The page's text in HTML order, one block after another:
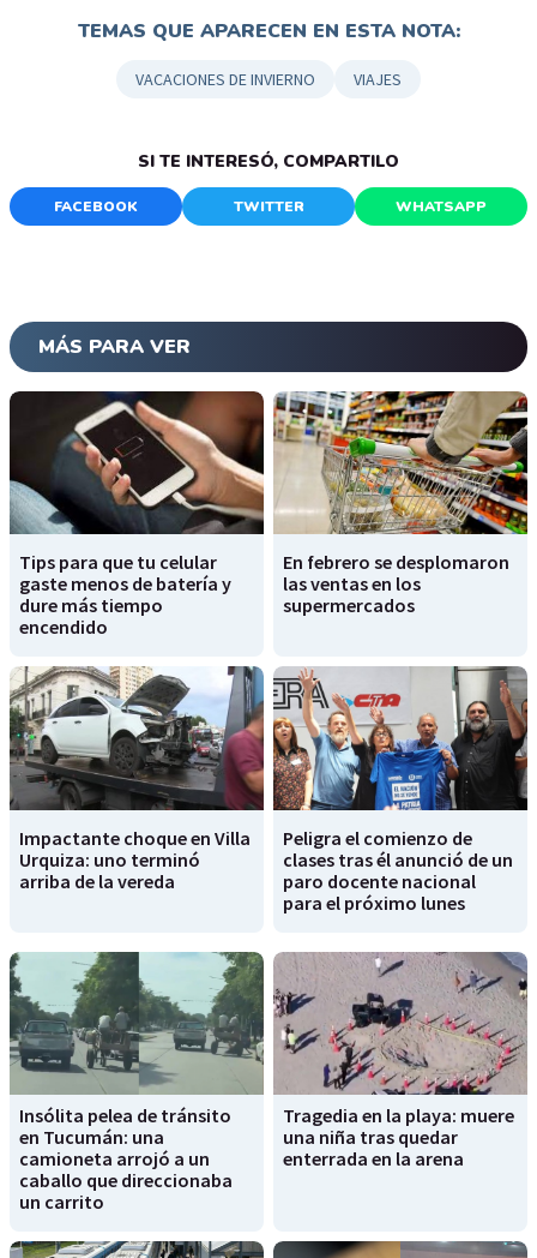
TEMAS QUE APARECEN EN ESTA NOTA:
VACACIONES DE INVIERNO VIAJES
SI TE INTERESÓ, COMPARTILO
FACEBOOK TWITTER WHATSAPP
MÁS PARA VER
Tips para que tu celular
gaste menos de batería y
dure más tiempo
encendido
En febrero se desplomaron
las ventas en los
supermercados
Impactante choque en Villa
Urquiza: uno terminó
arriba de la vereda
Peligra el comienzo de
clases tras él anunció de un
paro docente nacional
para el próximo lunes
Insólita pelea de tránsito
en Tucumán: una
camioneta arrojó a un
caballo que direccionaba
un carrito
Tragedia en la playa: muere
una niña tras quedar
enterrada en la arena